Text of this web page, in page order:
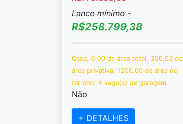
Lance mínimo -
R$258.799,38
Casa, 0.00 de área total, 356.53 de
área privativa, 1200.00 de área do
terreno, 4 vaga(s) de garagem.
Não
+ DETALHES